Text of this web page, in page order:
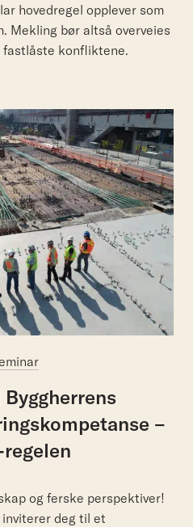
hovedregel opplever som
Mekling bør altså overveies
fastlåste konfliktene.
Byggherrens
–
regelen
og ferske perspektiver!
deg til et